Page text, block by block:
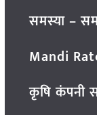
समस्या –
Mandi
कृषि कंपनी